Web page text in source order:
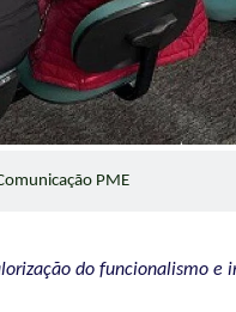
PME
do funcionalismo